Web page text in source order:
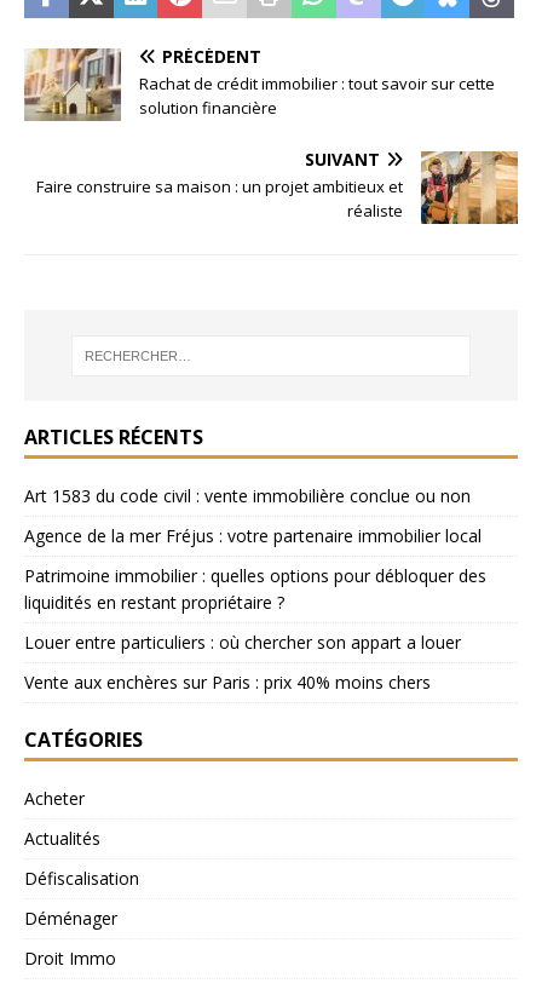
PRÉCÉDENT
Rachat de crédit immobilier : tout savoir sur cette
solution financière
SUIVANT
Faire construire sa maison : un projet ambitieux et
réaliste
ARTICLES RÉCENTS
Art 1583 du code civil : vente immobilière conclue ou non
Agence de la mer Fréjus : votre partenaire immobilier local
Patrimoine immobilier : quelles options pour débloquer des
liquidités en restant propriétaire ?
Louer entre particuliers : où chercher son appart a louer
Vente aux enchères sur Paris : prix 40% moins chers
CATÉGORIES
Acheter
Actualités
Défiscalisation
Déménager
Droit Immo